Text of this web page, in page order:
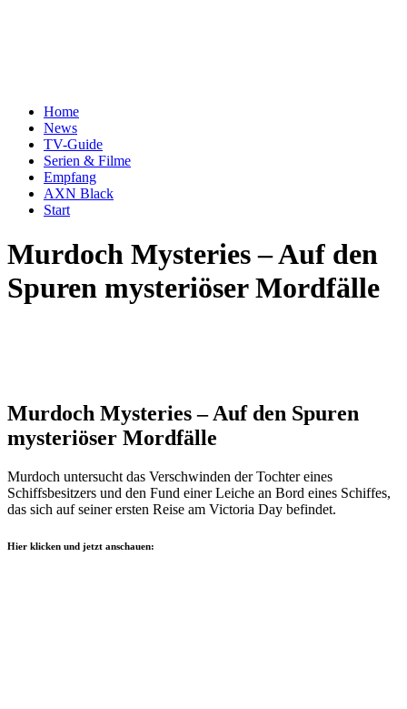
Home
News
TV-Guide
Serien & Filme
Empfang
AXN Black
Start
Murdoch Mysteries – Auf den
Spuren mysteriöser Mordfälle
Murdoch Mysteries – Auf den Spuren
mysteriöser Mordfälle
Murdoch untersucht das Verschwinden der Tochter eines
Schiffsbesitzers und den Fund einer Leiche an Bord eines Schiffes,
das sich auf seiner ersten Reise am Victoria Day befindet.
Hier klicken und jetzt anschauen: